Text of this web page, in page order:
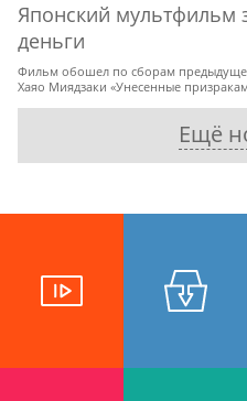
Японский мультфильм
деньги
Фильм обошел по сборам
Хаяо Миядзаки «Унесенные
Ещё